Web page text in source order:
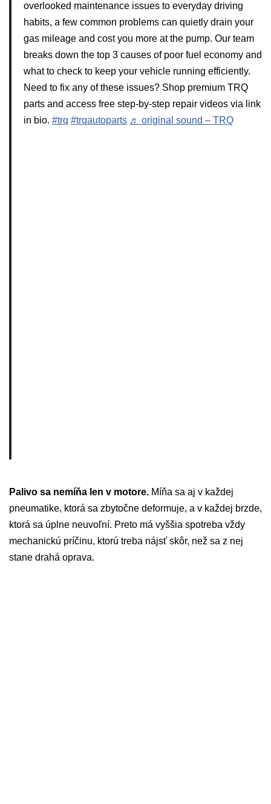
overlooked maintenance issues to everyday driving
habits, a few common problems can quietly drain your
gas mileage and cost you more at the pump. Our team
breaks down the top 3 causes of poor fuel economy and
what to check to keep your vehicle running efficiently.
Need to fix any of these issues? Shop premium TRQ
parts and access free step-by-step repair videos via link
in bio. #trq #trqautoparts ♬ original sound – TRQ
Palivo sa nemíňa len v motore. Míňa sa aj v každej
pneumatike, ktorá sa zbytočne deformuje, a v každej brzde,
ktorá sa úplne neuvoľní. Preto má vyššia spotreba vždy
mechanickú príčinu, ktorú treba nájsť skôr, než sa z nej
stane drahá oprava.